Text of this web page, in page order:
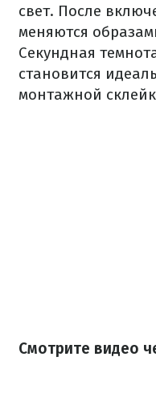
свет. После
меняются
Секундная
становится
монтажной
Смотрите видео